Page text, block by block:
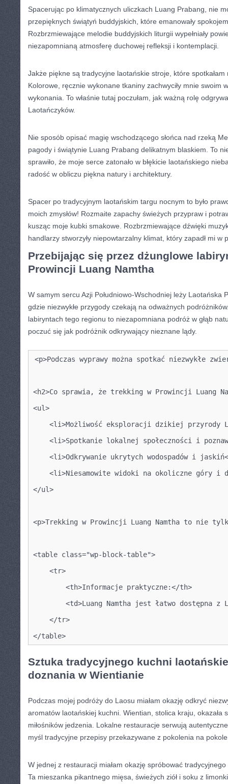
Spacerując po klimatycznych uliczkach Luang‌ Prabang, ⁤nie
przepięknych świątyń buddyjskich, które emanowały
Rozbrzmiewające‍ melodie buddyjskich liturgii‌ wypełniały
niezapomnianą atmosferę duchowej refleksji i kontemplacji.
Jakże ⁤piękne są tradycyjne laotańskie ‍stroje, które
Kolorowe, ręcznie wykonane tkaniny ⁣zachwyciły mnie‌ swoim
‌wykonania.⁢ To⁢ właśnie tutaj poczułam,‍ jak ważną rolę
Laotańczyków.
Nie sposób⁤ opisać magię wschodzącego​ słońca nad rzeką
pagody i świątynie Luang Prabang ⁤delikatnym blaskiem. To
sprawiło, że moje serce zatonało w ⁣błękicie laotańskiego
radość w obliczu ​piękna natury i architektury.
Spacer po ‍tradycyjnym ‍laotańskim targu​ nocnym to było
moich zmysłów! Rozmaite zapachy świeżych⁢ przypraw ‍i
‍kusząc ‌moje ‌kubki smakowe. Rozbrzmiewające dźwięki​
handlarzy stworzyły ‍niepowtarzalny klimat, który zapadł mi w
Przebijając⁣ się⁣ przez dżunglowe⁣
Prowincji ⁣Luang Namtha
W samym⁢ sercu ⁣Azji Południowo-Wschodniej⁤ leży‌ Laotańska
gdzie niezwykłe przygody ​czekają⁣ na odważnych
labiryntach tego regionu to niezapomniana podróż‍ w głąb
poczuć się jak podróżnik odkrywający nieznane lądy.
<p>Podczas wyprawy można spotkać
<h2>Co sprawia, że trekking w Prowincji Luang
<ul>
<li>Możliwość eksploracji dzikiej przyrody
<li>Spotkanie lokalnej społeczności i
<li>Odkrywanie ukrytych wodospadów i
<li>Niesamowite widoki na okoliczne góry i
</ul>
<p>Trekking w Prowincji Luang Namtha to nie
<table class="wp-block-table">
    <tr>
        <th>Informacje praktyczne:</th>
<td>Luang Namtha jest łatwo dostępna z
    </tr>
</table>
Sztuka tradycyjnego kuchni⁣
doznania w ⁣Wientianie
Podczas mojej podróży do Laosu miałam okazję odkryć
aromatów laotańskiej‌ kuchni. ‌Wientian, stolica kraju, okazała
miłośników jedzenia. ⁤Lokalne restauracje ​serwują
myśl tradycyjne przepisy przekazywane z pokolenia na
W ⁢jednej z restauracji⁤ miałam okazję‌ spróbować
Ta mieszanka pikantnego mięsa, ​świeżych ziół i soku z